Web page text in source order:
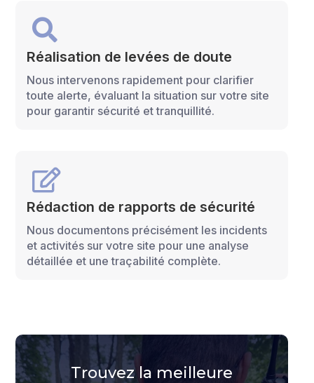

Réalisation de levées de doute
Nous intervenons rapidement pour clarifier
toute alerte, évaluant la situation sur votre site
pour garantir sécurité et tranquillité.

Rédaction de rapports de sécurité
Nous documentons précisément les incidents
et activités sur votre site pour une analyse
détaillée et une traçabilité complète.
Trouvez la meilleure